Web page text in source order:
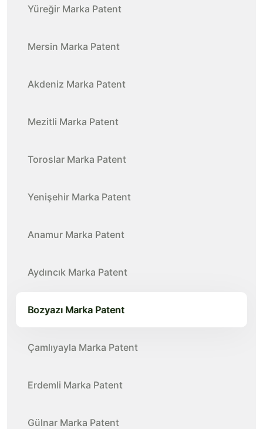
Yüreğir Marka Patent
Mersin Marka Patent
Akdeniz Marka Patent
Mezitli Marka Patent
Toroslar Marka Patent
Yenişehir Marka Patent
Anamur Marka Patent
Aydıncık Marka Patent
Bozyazı Marka Patent
Çamlıyayla Marka Patent
Erdemli Marka Patent
Gülnar Marka Patent